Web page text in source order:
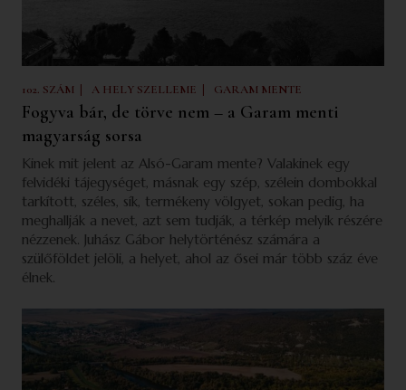
102. SZÁM | A HELY SZELLEME | GARAM MENTE
Fogyva bár, de törve nem – a Garam menti
magyarság sorsa
Kinek mit jelent az Alsó-Garam mente? Valakinek egy
felvidéki tájegységet, másnak egy szép, szélein dombokkal
tarkított, széles, sík, termékeny völgyet, sokan pedig, ha
meghallják a nevet, azt sem tudják, a térkép melyik részére
nézzenek. Juhász Gábor helytörténész számára a
szülőföldet jelöli, a helyet, ahol az ősei már több száz éve
élnek.